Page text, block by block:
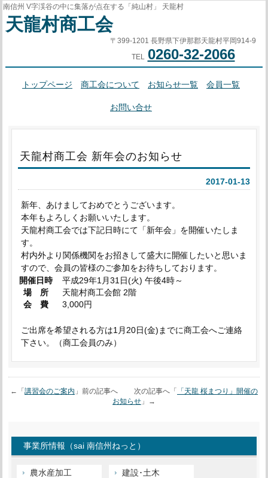
天龍村商工会
南信州 V字渓谷の中に集落が点在する「純山村」 天龍村
〒399-1201 長野県下伊那郡天龍村平岡914-9
TEL 0260-32-2066
トップページ 商工会について お知らせ一覧 会員一覧
お問い合せ
天龍村商工会 新年会のお知らせ
2017-01-13
新年、あけましておめでとうございます。
本年もよろしくお願いいたします。
天龍村商工会では下記日時にて「新年会」を開催いたしま
す。
村内外より関係機関をお招きして盛大に開催したいと思いま
すので、会員の皆様のご参加をお待ちしております。
開催日時
平成29年1月31日(火) 午後4時～
場 所
天龍村商工会館 2階
会 費
3,000円
ご出席を希望される方は1月20日(金)までに商工会へご連絡
下さい。（商工会員のみ）
←「 講習会のご案内 」前の記事へ 次の記事へ「
「天龍 桜まつり」開催の
お知らせ 」→
事業所情報（sai 南信州ねっと）
農水産加工 建設･土木